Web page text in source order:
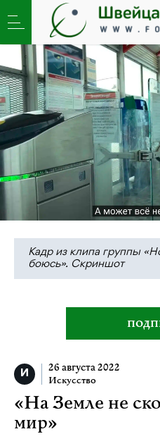
Искусство, Новости»«На
Кадр из клипа группы
боюсь». Скриншот
26 августа 2022
Искусство
«На Земле не
мир»